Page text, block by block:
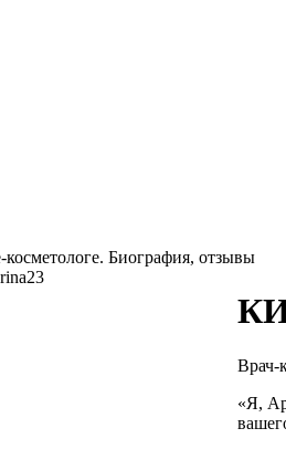
Биография, отзывы
Врач-
«Я,